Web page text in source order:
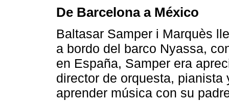
De Barcelona a México
Baltasar Samper i Marquès
a bordo del barco Nyassa,
en España, Samper era
director de orquesta,
aprender música con su